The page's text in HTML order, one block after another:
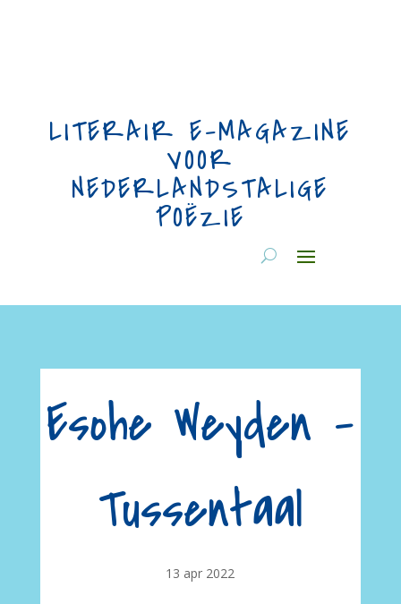
LITERAIR E-MAGAZINE
VOOR
NEDERLANDSTALIGE
POËZIE
Esohe Weyden –
Tussentaal
13 apr 2022